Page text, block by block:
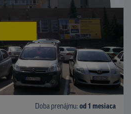
Doba prenájmu: od 1 mesiaca